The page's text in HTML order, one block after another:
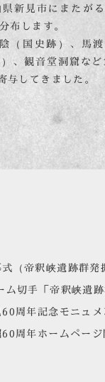
新見市にまたが
布します。
（国史跡）、 馬
、観音堂洞窟など
与してきました。
（帝釈峡遺跡群発
ム切手「帝釈峡遺
周年記念モニュメ
周年ホームページ